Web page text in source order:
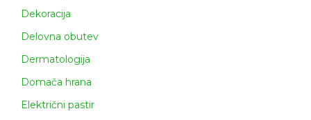
Dekoracija
Delovna obutev
Dermatologija
Domača hrana
Električni pastir